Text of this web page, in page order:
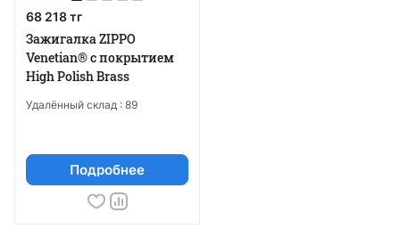
68 218 тг
Зажигалка ZIPPO
Venetian® с покрытием
High Polish Brass
Удалённый склад : 89
Подробнее